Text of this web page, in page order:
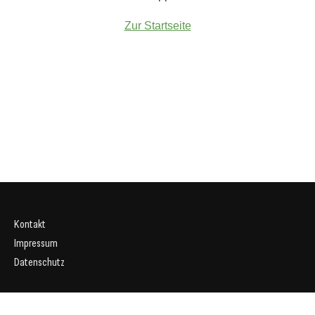
Zur Startseite
Kontakt
Impressum
Datenschutz